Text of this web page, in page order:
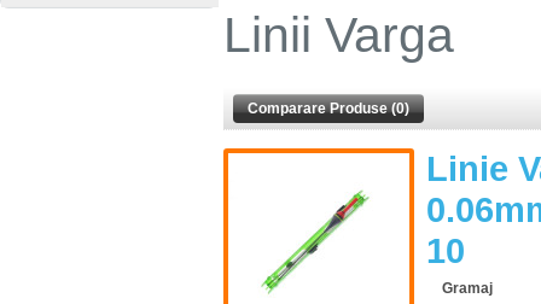
Linii Varga
Comparare Produse (0)
Linie
10
Gramaj